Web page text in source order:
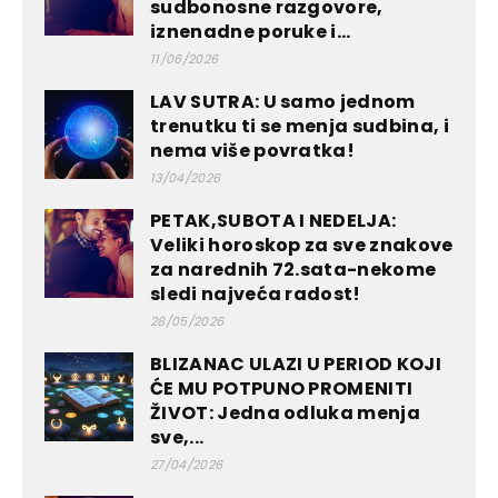
sudbonosne razgovore,
iznenadne poruke i...
11/06/2026
LAV SUTRA: U samo jednom
trenutku ti se menja sudbina, i
nema više povratka!
13/04/2026
PETAK,SUBOTA I NEDELJA:
Veliki horoskop za sve znakove
za narednih 72.sata-nekome
sledi najveća radost!
28/05/2026
BLIZANAC ULAZI U PERIOD KOJI
ĆE MU POTPUNO PROMENITI
ŽIVOT: Jedna odluka menja
sve,...
27/04/2026